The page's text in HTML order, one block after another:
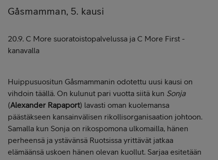
Gåsmamman, 5. kausi
20.9. C More suoratoistopalvelussa ja C More First -
kanavalla
Huippusuositun Gåsmammanin odotettu uusi kausi on
vihdoin täällä. On kulunut pari vuotta siitä kun Sonja
(Alexander Rapaport) lavasti oman kuolemansa
päästäkseen kansainvälisen rikollisorganisaation johtoon.
Samalla kun Sonja on rikospomona ulkomailla, hänen
perheensä ja ystävänsä Ruotsissa yrittävät jatkaa
elämäänsä uskoen hänen olevan kuollut. Sarjaa esitetään